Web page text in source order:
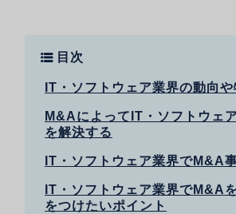
目次
IT・ソフトウェア業界の動向や
M&AによってIT・ソフトウェ
を解決する
IT・ソフトウェア業界でM&A
IT・ソフトウェア業界でM&A
をつけたいポイント